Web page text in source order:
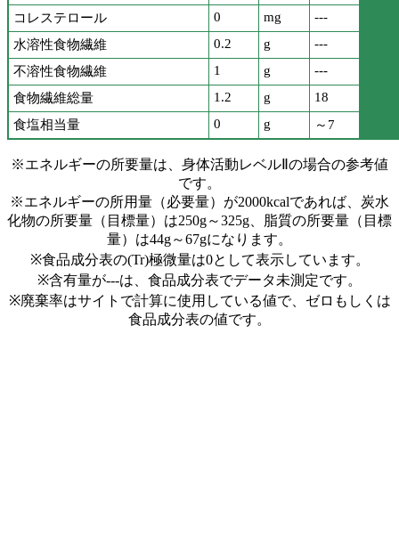
コレステロール
0 mg
---
水溶性食物繊維
0.2 g
---
不溶性食物繊維
1 g
---
食物繊維総量
1.2 g
18
食塩相当量
0 g ～7
※エネルギーの所要量は、身体活動レベルⅡの場合の参考値
です。
※エネルギーの所用量（必要量）が2000kcalであれば、炭水
化物の所要量（目標量）は250g～325g、脂質の所要量（目標
量）は44g～67gになります。
※食品成分表の(Tr)極微量は0として表示しています。
※含有量が---は、食品成分表でデータ未測定です。
※廃棄率はサイトで計算に使用している値で、ゼロもしくは
食品成分表の値です。